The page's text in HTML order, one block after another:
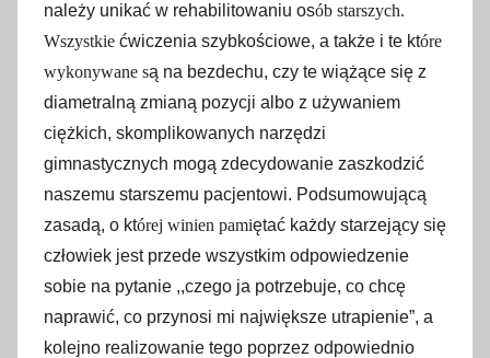
należy unikać w rehabilitowaniu osób starszych.
Wszystkie ćwiczenia szybkościowe, a także i te które
wykonywane są na bezdechu, czy te wiążące się z
diametralną zmianą pozycji albo z używaniem
ciężkich, skomplikowanych narzędzi
gimnastycznych mogą zdecydowanie zaszkodzić
naszemu starszemu pacjentowi. Podsumowującą
zasadą, o której winien pamiętać każdy starzejący się
człowiek jest przede wszystkim odpowiedzenie
sobie na pytanie ,,czego ja potrzebuje, co chcę
naprawić, co przynosi mi największe utrapienie”, a
kolejno realizowanie tego poprzez odpowiednio